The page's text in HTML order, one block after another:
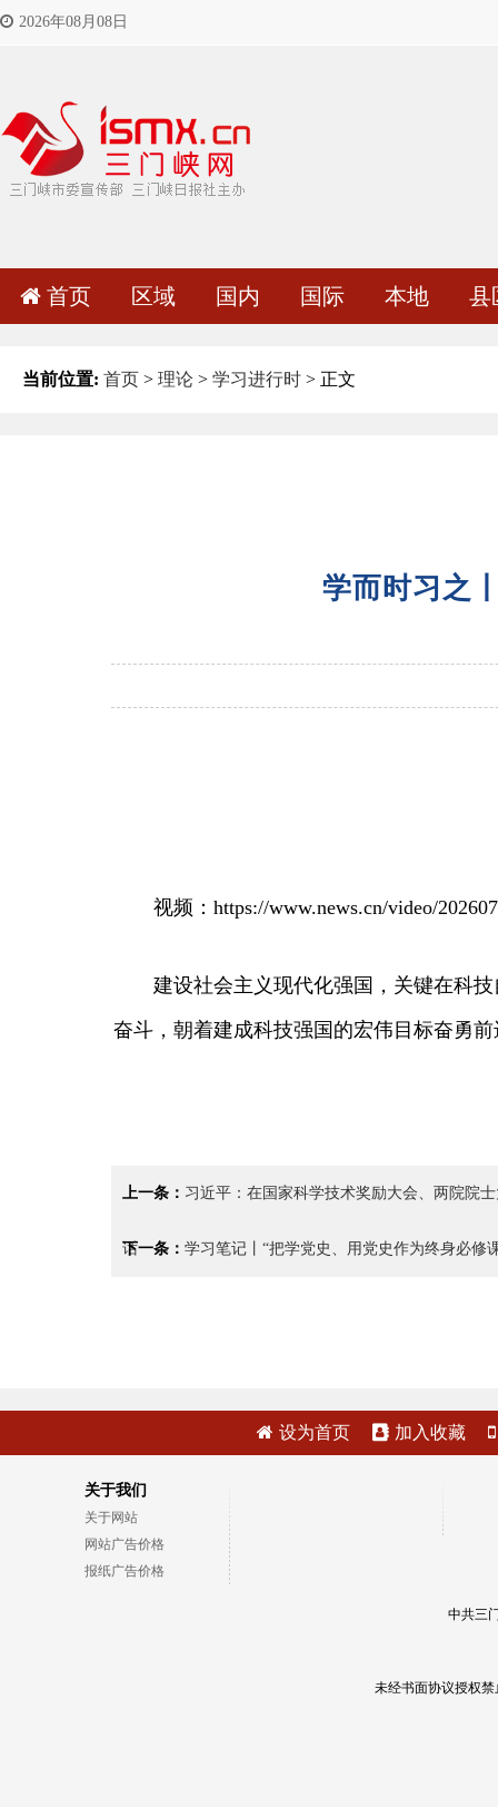
2026年08月08日
首页 区域 国内 国际 本地 县
当前位置: 首页 > 理论 > 学习进行时 > 正文
学而时习之
视频：https://www.news.cn/video/
建设社会主义现代化强国，关键在科技
奋斗，朝着建成科技强国的宏伟目标奋勇
上一条： 习近平：在国家科学技术奖励大会、两院院
话
下一条： 学习笔记丨“把学党史、用党史作为终身必修
设为首页 加入收藏
关于我们
关于网站
网站广告价格
报纸广告价格
中共三
未经书面协议授权